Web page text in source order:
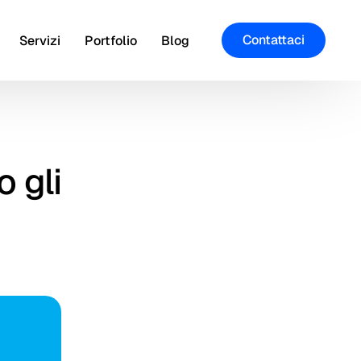
Servizi Portfolio Blog Contattaci
gli